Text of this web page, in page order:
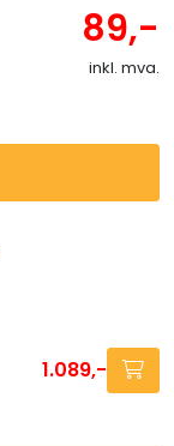
89,-
inkl. mva.
1.089,-